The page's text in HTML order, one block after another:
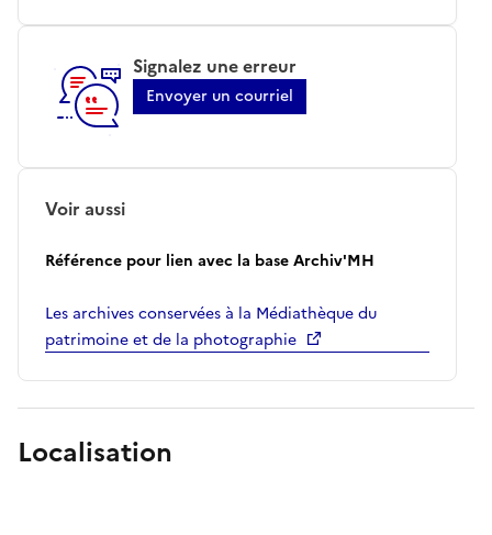
Signalez une erreur
Envoyer un courriel
Voir aussi
Référence pour lien avec la base Archiv'MH
Les archives conservées à la Médiathèque du
patrimoine et de la photographie
Localisation